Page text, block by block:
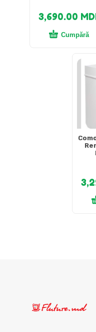
3,690.00
Cumpără